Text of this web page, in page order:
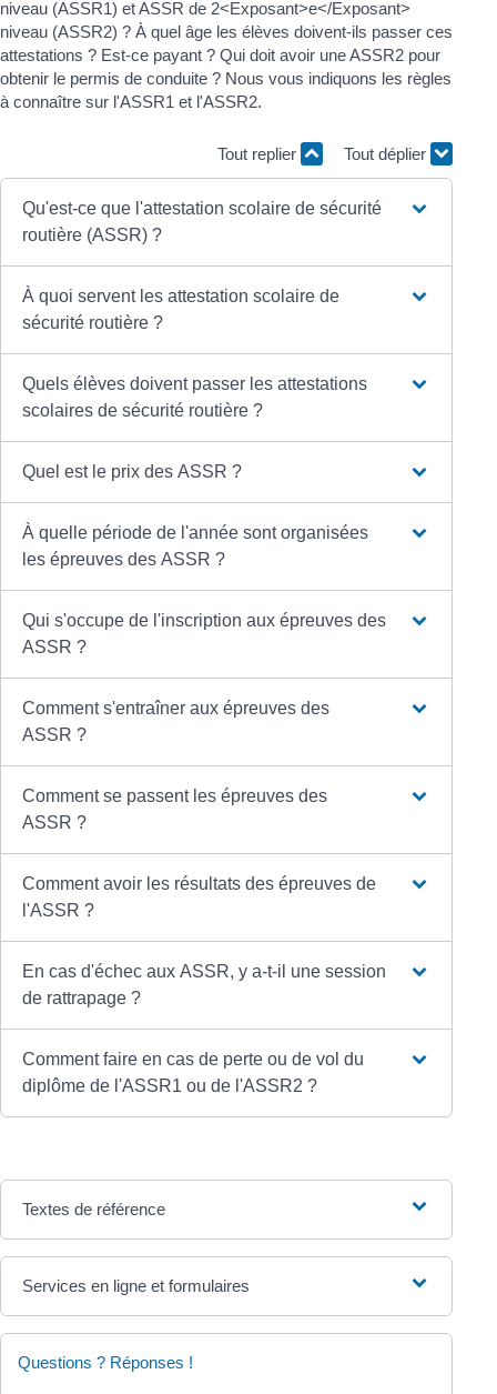
niveau (ASSR1) et ASSR de 2<Exposant>e</Exposant>
niveau (ASSR2) ? À quel âge les élèves doivent-ils passer ces
attestations ? Est-ce payant ? Qui doit avoir une ASSR2 pour
obtenir le permis de conduite ? Nous vous indiquons les règles
à connaître sur l'ASSR1 et l'ASSR2.
Tout replier Tout déplier
Qu'est-ce que l'attestation scolaire de sécurité
routière (ASSR) ?
À quoi servent les attestation scolaire de
sécurité routière ?
Quels élèves doivent passer les attestations
scolaires de sécurité routière ?
Quel est le prix des ASSR ?
À quelle période de l'année sont organisées
les épreuves des ASSR ?
Qui s'occupe de l'inscription aux épreuves des
ASSR ?
Comment s'entraîner aux épreuves des
ASSR ?
Comment se passent les épreuves des
ASSR ?
Comment avoir les résultats des épreuves de
l'ASSR ?
En cas d'échec aux ASSR, y a-t-il une session
de rattrapage ?
Comment faire en cas de perte ou de vol du
diplôme de l'ASSR1 ou de l'ASSR2 ?
Textes de référence
Services en ligne et formulaires
Questions ? Réponses !